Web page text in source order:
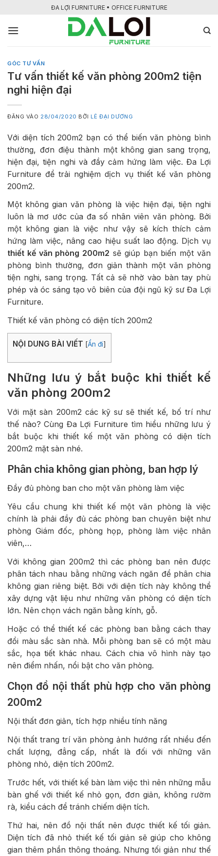
nội
ĐA LỢI FURNITURE • OFFICE FURNITURE
GÓC TƯ VẤN
Tư vấn thiết kế văn phòng 200m2 tiện
nghi hiện đại
ĐĂNG VÀO 28/04/2020 BỞI LÊ ĐẠI DƯƠNG
Với diện tích 200m2 bạn có thể biến văn phòng bình
thường, đơn điệu thành một không gian sang trọng,
hiện đại, tiện nghi và đầy cảm hứng làm việc. Đa Lợi
Furniture để trải nghiệm dịch vụ thiết kế văn phòng
200m2.
Một không gian văn phòng là việc hiện đại, tiện nghi
luôn là mơ ước của đa số nhân viên văn phòng. Bởi
một không gian là việc như vậy sẽ kích thích cảm
hứng làm việc, nâng cao hiệu suất lao động. Dịch vụ
thiết kế văn phòng 200m2 sẽ giúp bạn biến một văn
phòng bình thường, đơn giản thành một văn phòng
tiện nghi, sang trọng. Tất cả sẽ nhờ vào bàn tay phù
phép và óc sáng tạo vô biên của đội ngũ kỹ sư Đa Lợi
Furniture.
Thiết kế văn phòng có diện tích 200m2
NỘI DUNG BÀI VIẾT [Ẩn đi]
Những lưu ý bắt buộc khi thiết kế
văn phòng 200m2
Với mặt sàn 200m2 các kỹ sư sẽ thiết kế, bố trí như
thế nào? Cùng Đa Lợi Furniture tìm hiểu những lưu ý
bắt buộc khi thiết kế một văn phòng có diện tích
200m2 mặt sàn nhé.
Phân chia không gian phòng, ban hợp lý
Đầy đủ phòng ban cho một văn phòng làm việc
Yêu cầu chung khi thiết kế một văn phòng là việc
chính là phải đầy đủ các phòng ban chuyên biệt như
phòng Giám đốc, phòng họp, phòng làm việc nhân
viên,…
Với không gian 200m2 thì các phòng ban nên được
phân tách nhau bằng những vách ngăn để phân chia
không gian riêng biệt. Bởi với diện tích này không thể
xây dựng vật liệu như những văn phòng có diện tích
lớn. Nên chọn vách ngăn bằng kính, gỗ.
Hoặc có thể thiết kế các phòng ban bằng cách thay
đổi màu sắc sàn nhà. Mỗi phòng ban sẽ có một màu
sắc, họa tiết khác nhau. Cách chia vô hình này tạo
nên điểm nhấn, nổi bật cho văn phòng.
Chọn đồ nội thất phù hợp cho văn phòng
200m2
Nội thất đơn giản, tích hợp nhiều tính năng
Nội thất trang trí văn phòng ảnh hướng rất nhiều đến
chất lượng, đẳng cấp, nhất là đối với những văn
phòng nhỏ, diện tích 200m2.
Trước hết, với thiết kế bàn làm việc thì nên những mẫu
bàn ghế với thiết kế nhỏ gọn, đơn giản, không rườm
rà, kiểu cách để tránh chiếm diện tích.
Thứ hai, nên đồ nội thất nên được thiết kế tối giản.
Diện tích đã nhỏ thiết kế tối giản sẽ giúp cho không
gian thêm phần thông thoáng. Nhưng tối giản như thế